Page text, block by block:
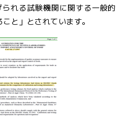
れる試験機関に関する一般的
と」とされています。